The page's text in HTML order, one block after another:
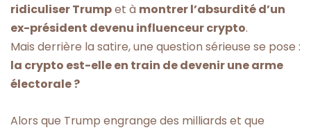
ridiculiser Trumpet à montrer l’absurdité d’un
ex-président devenu influenceur crypto.
Mais derrière la satire, une question sérieuse se pose :
la crypto est-elle en train de devenir une arme
électorale ?
Alors que Trump engrange des milliards et que